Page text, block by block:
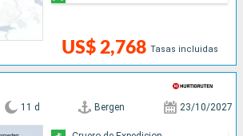
US$ 2,768 Tasas incluidas
11 d Bergen 23/10/2027